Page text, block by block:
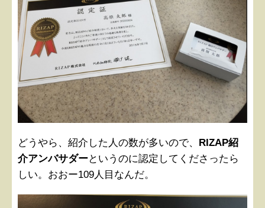
どうやら、紹介した人の数が多いので、 RIZAP紹
介アンバサダーというのに認定してくださったら
しい。おおー109人目なんだ。